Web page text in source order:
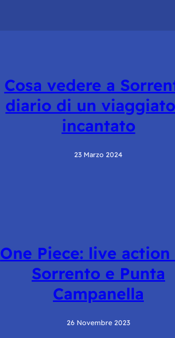
Cosa vedere a
diario di un
incantato
23 Marzo 2024
One Piece: live action
Sorrento e Punta
Campanella
26 Novembre 2023